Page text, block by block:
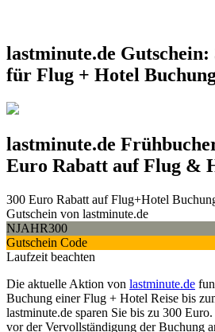
lastminute.de
für Flug + Hotel
lastminute.de
Euro Rabatt auf Flug &
300 Euro Rabatt auf Flug+Hotel
Gutschein von lastminute.de
NJAHR300
Gutschein Code
Laufzeit beachten
Die aktuelle Aktion von lastminute.de
Buchung einer Flug + Hotel Reise bis
lastminute.de sparen Sie bis zu 300
vor der Vervollständigung der Buchung